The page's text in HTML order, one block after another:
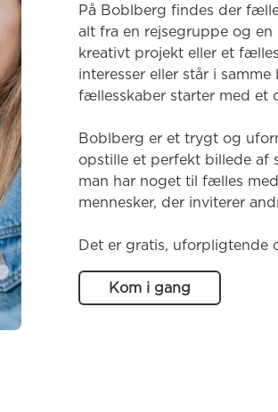
På Boblberg findes der
alt fra en rejsegruppe og
kreativt projekt eller et
interesser eller står i
fællesskaber starter med et
Boblberg er et trygt og
opstille et perfekt billede af
man har noget til fælles
mennesker, der inviterer
Det er gratis, uforpligtende
Kom i gang